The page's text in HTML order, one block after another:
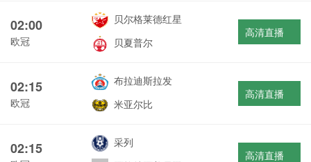
02:00
欧冠
贝尔格莱德红星
贝夏普尔
高清直播
02:15
欧冠
布拉迪斯拉发
米亚尔比
高清直播
02:15
采列
高清直播